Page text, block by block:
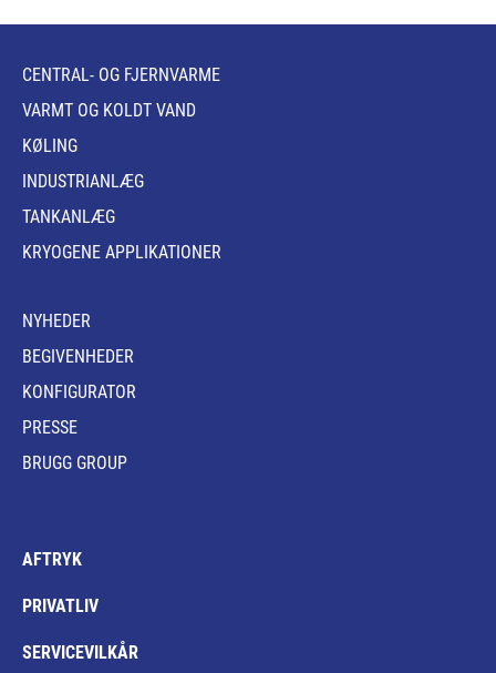
CENTRAL- OG FJERNVARME
VARMT OG KOLDT VAND
KØLING
INDUSTRIANLÆG
TANKANLÆG
KRYOGENE APPLIKATIONER
NYHEDER
BEGIVENHEDER
KONFIGURATOR
PRESSE
BRUGG GROUP
AFTRYK
PRIVATLIV
SERVICEVILKÅR